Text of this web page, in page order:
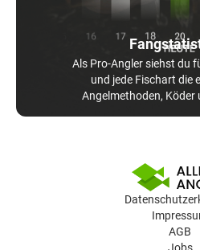
Als Pro-Angler siehst du
und jede Fischart die
Angelmethoden, Köder
AGB
Jobs